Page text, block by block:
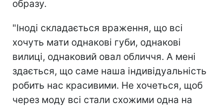
образу.
"Іноді складається враження, що всі
хочуть мати однакові губи, однакові
вилиці, однаковий овал обличчя. А мені
здається, що саме наша індивідуальність
робить нас красивими. Не хочеться, щоб
через моду всі стали схожими одна на